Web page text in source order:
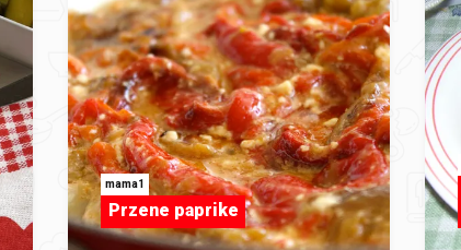
mama1
Przene paprike